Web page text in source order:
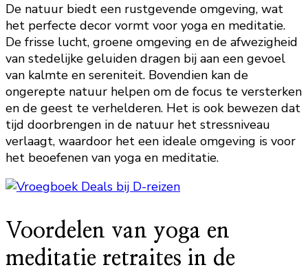
De natuur biedt een rustgevende omgeving, wat
het perfecte decor vormt voor yoga en meditatie.
De frisse lucht, groene omgeving en de afwezigheid
van stedelijke geluiden dragen bij aan een gevoel
van kalmte en sereniteit. Bovendien kan de
ongerepte natuur helpen om de focus te versterken
en de geest te verhelderen. Het is ook bewezen dat
tijd doorbrengen in de natuur het stressniveau
verlaagt, waardoor het een ideale omgeving is voor
het beoefenen van yoga en meditatie.
Voordelen van yoga en
meditatie retraites in de